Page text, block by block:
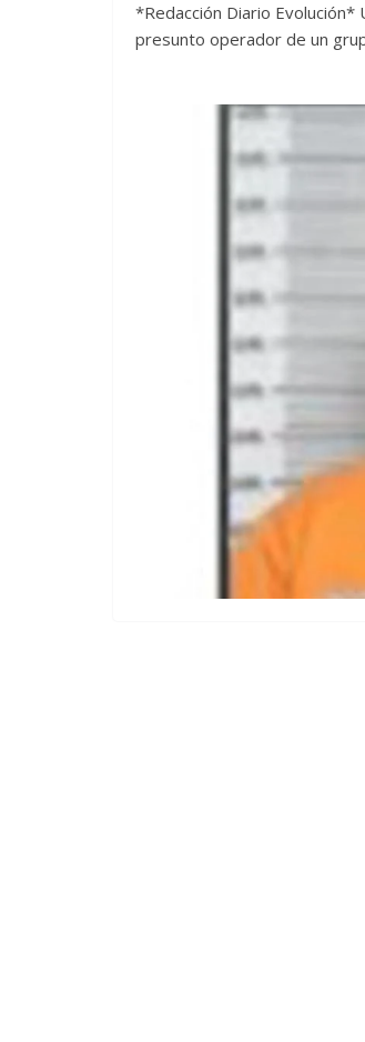
*Redacción Diario Evolución*
presunto operador de un